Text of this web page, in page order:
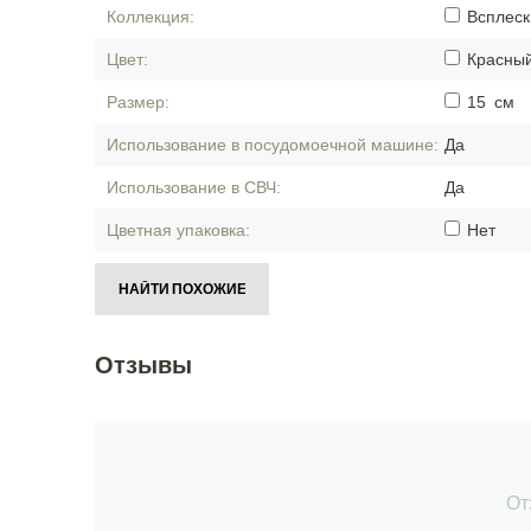
Коллекция: Всплеск
Цвет:
Размер: 15 см
Использование в посудомоечной машине: Да
Использование в СВЧ: Да
Цветная упаковка: Нет
НАЙТИ ПОХОЖИЕ
Отзывы